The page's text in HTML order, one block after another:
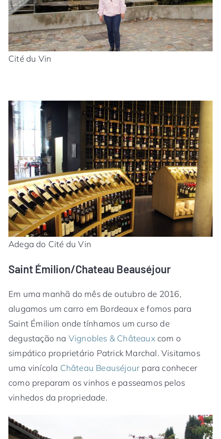
Cité du Vin
Adega do Cité du Vin
Saint Émilion/Chateau Beauséjour
Em uma manhã do mês de outubro de 2016,
alugamos um carro em Bordeaux e fomos para
Saint Émilion onde tínhamos um curso de
degustação na Vignobles & Châteaux com o
simpático proprietário Patrick Marchal. Visitamos
uma vinícola Château Beauséjour para conhecer
como preparam os vinhos e passeamos pelos
vinhedos da propriedade.